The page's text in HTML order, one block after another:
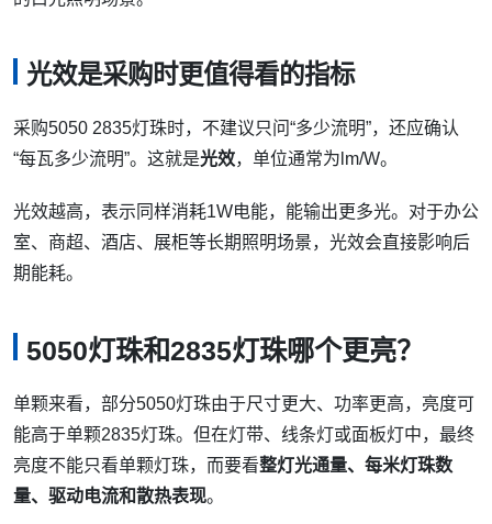
光效是采购时更值得看的指标
采购5050 2835灯珠时，不建议只问“多少流明”，还应确认
“每瓦多少流明”。这就是光效，单位通常为lm/W。
光效越高，表示同样消耗1W电能，能输出更多光。对于办公
室、商超、酒店、展柜等长期照明场景，光效会直接影响后
期能耗。
5050灯珠和2835灯珠哪个更亮？
单颗来看，部分5050灯珠由于尺寸更大、功率更高，亮度可
能高于单颗2835灯珠。但在灯带、线条灯或面板灯中，最终
亮度不能只看单颗灯珠，而要看整灯光通量、每米灯珠数
量、驱动电流和散热表现。